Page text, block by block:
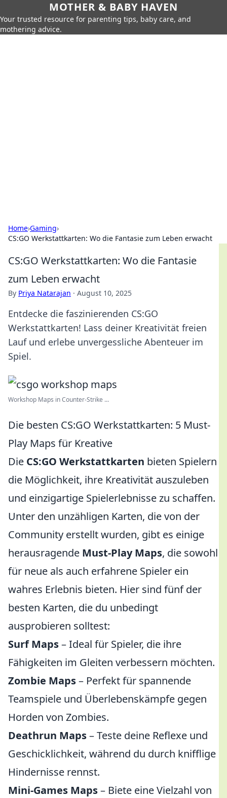
MOTHER & BABY HAVEN
Your trusted resource for parenting tips, baby care, and
mothering advice.
Home›Gaming›
CS:GO Werkstattkarten: Wo die Fantasie zum Leben erwacht
CS:GO Werkstattkarten: Wo die Fantasie
zum Leben erwacht
By Priya Natarajan · August 10, 2025
Entdecke die faszinierenden CS:GO
Werkstattkarten! Lass deiner Kreativität freien
Lauf und erlebe unvergessliche Abenteuer im
Spiel.
Workshop Maps in Counter-Strike ...
Die besten CS:GO Werkstattkarten: 5 Must-
Play Maps für Kreative
Die CS:GO Werkstattkarten bieten Spielern
die Möglichkeit, ihre Kreativität auszuleben
und einzigartige Spielerlebnisse zu schaffen.
Unter den unzähligen Karten, die von der
Community erstellt wurden, gibt es einige
herausragende Must-Play Maps, die sowohl
für neue als auch erfahrene Spieler ein
wahres Erlebnis bieten. Hier sind fünf der
besten Karten, die du unbedingt
ausprobieren solltest:
Surf Maps– Ideal für Spieler, die ihre
Fähigkeiten im Gleiten verbessern möchten.
Zombie Maps– Perfekt für spannende
Teamspiele und Überlebenskämpfe gegen
Horden von Zombies.
Deathrun Maps– Teste deine Reflexe und
Geschicklichkeit, während du durch knifflige
Hindernisse rennst.
Mini-Games Maps– Biete eine Vielzahl von